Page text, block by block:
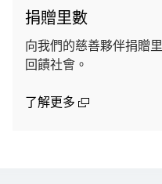
捐贈里數
向我們的慈善夥伴捐贈
回饋社會。
了解更多 (open in a new